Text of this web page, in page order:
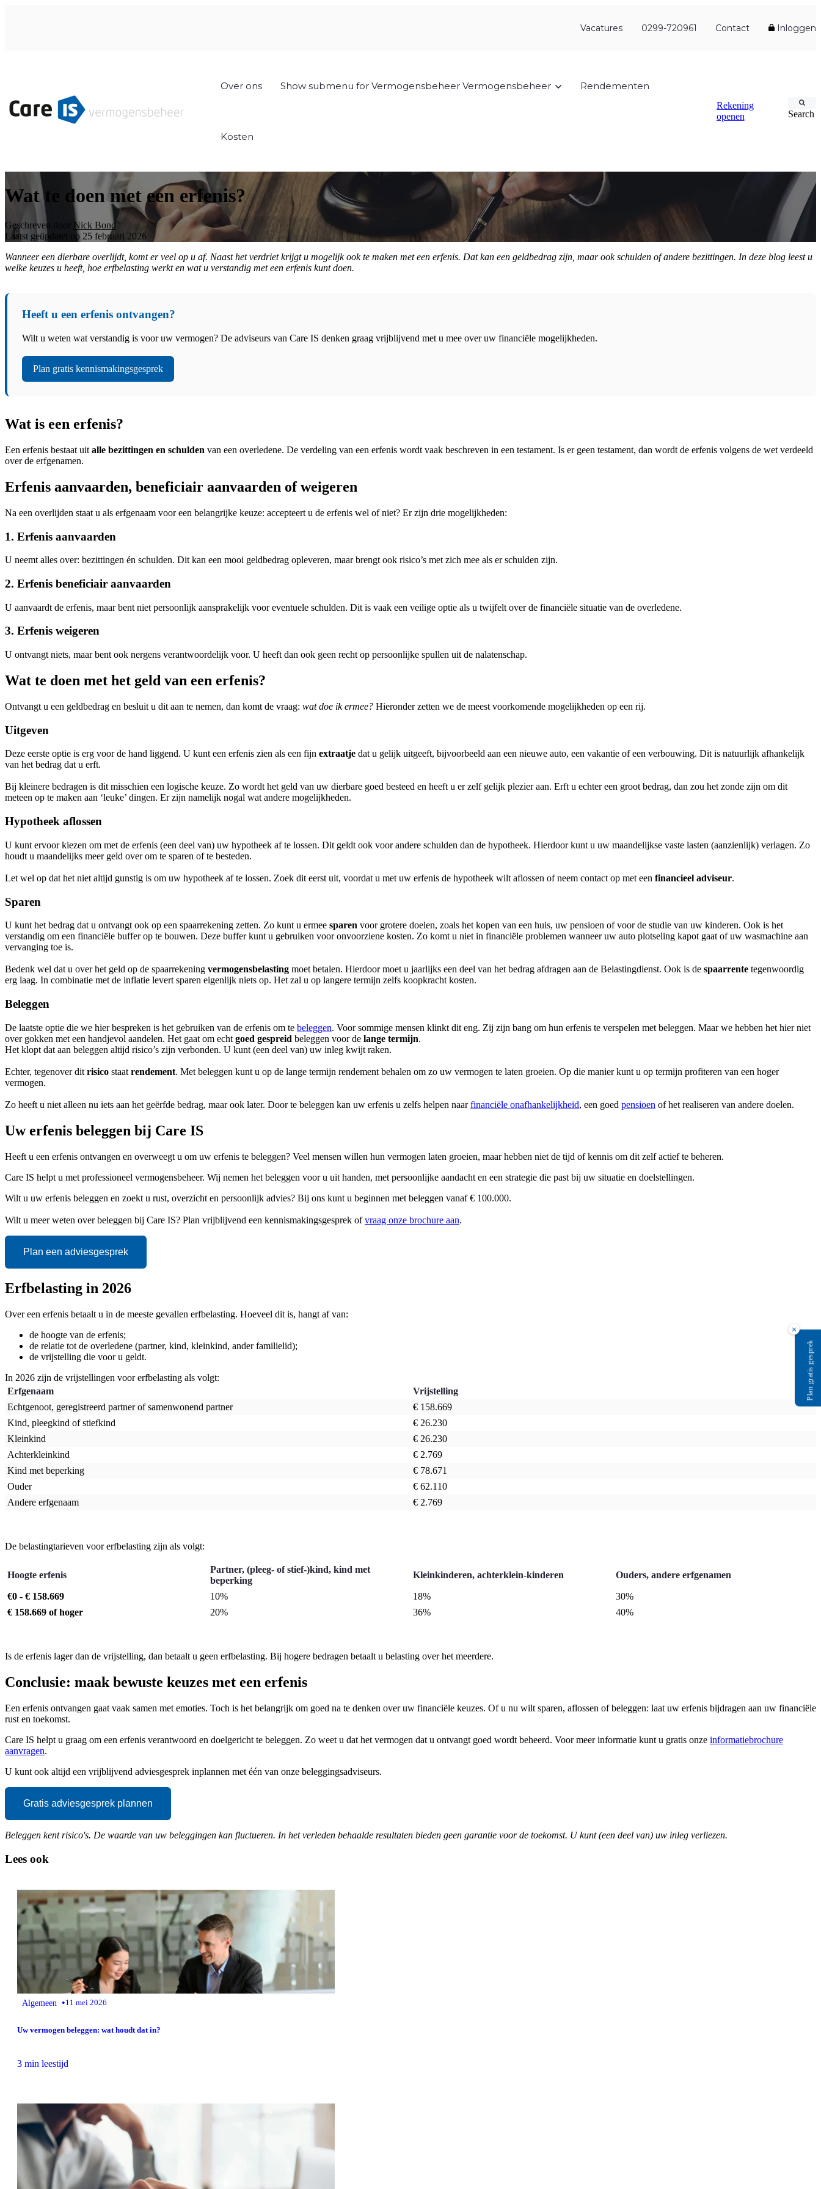
Vacatures 0299-720961 Contact Inloggen
Over ons Show submenu for Vermogensbeheer Vermogensbeheer Rendementen
Kosten
Rekening
openen
Search
Wat te doen met een erfenis?
Geschreven door
Nick Bond
Laatst geüpdatet op 25 februari 2026
Wanneer een dierbare overlijdt, komt er veel op u af. Naast het verdriet krijgt u mogelijk ook te maken met een erfenis. Dat kan een geldbedrag zijn, maar ook schulden of andere bezittingen. In deze blog leest u
welke keuzes u heeft, hoe erfbelasting werkt en wat u verstandig met een erfenis kunt doen.
Heeft u een erfenis ontvangen?
Wilt u weten wat verstandig is voor uw vermogen? De adviseurs van Care IS denken graag vrijblijvend met u mee over uw financiële mogelijkheden.
Plan gratis kennismakingsgesprek
Wat is een erfenis?
Een erfenis bestaat uit alle bezittingen en schulden van een overledene. De verdeling van een erfenis wordt vaak beschreven in een testament. Is er geen testament, dan wordt de erfenis volgens de wet verdeeld
over de erfgenamen.
Erfenis aanvaarden, beneficiair aanvaarden of weigeren
Na een overlijden staat u als erfgenaam voor een belangrijke keuze: accepteert u de erfenis wel of niet? Er zijn drie mogelijkheden:
1. Erfenis aanvaarden
U neemt alles over: bezittingen én schulden. Dit kan een mooi geldbedrag opleveren, maar brengt ook risico’s met zich mee als er schulden zijn.
2. Erfenis beneficiair aanvaarden
U aanvaardt de erfenis, maar bent niet persoonlijk aansprakelijk voor eventuele schulden. Dit is vaak een veilige optie als u twijfelt over de financiële situatie van de overledene.
3. Erfenis weigeren
U ontvangt niets, maar bent ook nergens verantwoordelijk voor. U heeft dan ook geen recht op persoonlijke spullen uit de nalatenschap.
Wat te doen met het geld van een erfenis?
Ontvangt u een geldbedrag en besluit u dit aan te nemen, dan komt de vraag: wat doe ik ermee? Hieronder zetten we de meest voorkomende mogelijkheden op een rij.
Uitgeven
Deze eerste optie is erg voor de hand liggend. U kunt een erfenis zien als een fijn extraatje dat u gelijk uitgeeft, bijvoorbeeld aan een nieuwe auto, een vakantie of een verbouwing. Dit is natuurlijk afhankelijk
van het bedrag dat u erft.
Bij kleinere bedragen is dit misschien een logische keuze. Zo wordt het geld van uw dierbare goed besteed en heeft u er zelf gelijk plezier aan. Erft u echter een groot bedrag, dan zou het zonde zijn om dit
meteen op te maken aan ‘leuke’ dingen. Er zijn namelijk nogal wat andere mogelijkheden.
Hypotheek aflossen
U kunt ervoor kiezen om met de erfenis (een deel van) uw hypotheek af te lossen. Dit geldt ook voor andere schulden dan de hypotheek. Hierdoor kunt u uw maandelijkse vaste lasten (aanzienlijk) verlagen. Zo
houdt u maandelijks meer geld over om te sparen of te besteden.
Let wel op dat het niet altijd gunstig is om uw hypotheek af te lossen. Zoek dit eerst uit, voordat u met uw erfenis de hypotheek wilt aflossen of neem contact op met een financieel adviseur.
Sparen
U kunt het bedrag dat u ontvangt ook op een spaarrekening zetten. Zo kunt u ermee sparen voor grotere doelen, zoals het kopen van een huis, uw pensioen of voor de studie van uw kinderen. Ook is het
verstandig om een financiële buffer op te bouwen. Deze buffer kunt u gebruiken voor onvoorziene kosten. Zo komt u niet in financiële problemen wanneer uw auto plotseling kapot gaat of uw wasmachine aan
vervanging toe is.
Bedenk wel dat u over het geld op de spaarrekening vermogensbelasting moet betalen. Hierdoor moet u jaarlijks een deel van het bedrag afdragen aan de Belastingdienst. Ook is de spaarrente tegenwoordig
erg laag. In combinatie met de inflatie levert sparen eigenlijk niets op. Het zal u op langere termijn zelfs koopkracht kosten.
Beleggen
De laatste optie die we hier bespreken is het gebruiken van de erfenis om te beleggen. Voor sommige mensen klinkt dit eng. Zij zijn bang om hun erfenis te verspelen met beleggen. Maar we hebben het hier niet
over gokken met een handjevol aandelen. Het gaat om echt goed gespreid beleggen voor de lange termijn.
Het klopt dat aan beleggen altijd risico’s zijn verbonden. U kunt (een deel van) uw inleg kwijt raken.
Echter, tegenover dit risico staat rendement. Met beleggen kunt u op de lange termijn rendement behalen om zo uw vermogen te laten groeien. Op die manier kunt u op termijn profiteren van een hoger
vermogen.
Zo heeft u niet alleen nu iets aan het geërfde bedrag, maar ook later. Door te beleggen kan uw erfenis u zelfs helpen naarfinanciële onafhankelijkheid, een goed pensioen of het realiseren van andere doelen.
Uw erfenis beleggen bij Care IS
Heeft u een erfenis ontvangen en overweegt u om uw erfenis te beleggen? Veel mensen willen hun vermogen laten groeien, maar hebben niet de tijd of kennis om dit zelf actief te beheren.
Care IS helpt u met professioneel vermogensbeheer. Wij nemen het beleggen voor u uit handen, met persoonlijke aandacht en een strategie die past bij uw situatie en doelstellingen.
Wilt u uw erfenis beleggen en zoekt u rust, overzicht en persoonlijk advies? Bij ons kunt u beginnen met beleggen vanaf € 100.000.
Wilt u meer weten over beleggen bij Care IS? Plan vrijblijvend een kennismakingsgesprek ofvraag onze brochure aan.
Plan een adviesgesprek
Erfbelasting in 2026
Over een erfenis betaalt u in de meeste gevallen erfbelasting. Hoeveel dit is, hangt af van:
de hoogte van de erfenis;
de relatie tot de overledene (partner, kind, kleinkind, ander familielid);
de vrijstelling die voor u geldt.
In 2026 zijn de vrijstellingen voor erfbelasting als volgt:
Erfgenaam
Vrijstelling
Echtgenoot, geregistreerd partner of samenwonend partner
€ 158.669
Kind, pleegkind of stiefkind
€ 26.230
Kleinkind
€ 26.230
Achterkleinkind
€ 2.769
Kind met beperking
€ 78.671
Ouder
€ 62.110
Andere erfgenaam
€ 2.769
De belastingtarieven voor erfbelasting zijn als volgt:
Hoogte erfenis
Partner, (pleeg- of stief-)kind, kind met
beperking
Kleinkinderen, achterklein-kinderen Ouders, andere erfgenamen
€0 - € 158.669 10% 18%
30%
€ 158.669 of hoger
20% 36% 40%
Is de erfenis lager dan de vrijstelling, dan betaalt u geen erfbelasting. Bij hogere bedragen betaalt u belasting over het meerdere.
Conclusie: maak bewuste keuzes met een erfenis
Een erfenis ontvangen gaat vaak samen met emoties. Toch is het belangrijk om goed na te denken over uw financiële keuzes. Of u nu wilt sparen, aflossen of beleggen: laat uw erfenis bijdragen aan uw financiële
rust en toekomst.
Care IS helpt u graag om een erfenis verantwoord en doelgericht te beleggen. Zo weet u dat het vermogen dat u ontvangt goed wordt beheerd. Voor meer informatie kunt u gratis onze informatiebrochure
aanvragen.
U kunt ook altijd een vrijblijvend adviesgesprek inplannen met één van onze beleggingsadviseurs.
Gratis adviesgesprek plannen
Beleggen kent risico's. De waarde van uw beleggingen kan fluctueren. In het verleden behaalde resultaten bieden geen garantie voor de toekomst. U kunt (een deel van) uw inleg verliezen.
Lees ook
Algemeen •11 mei 2026
Uw vermogen beleggen: wat houdt dat in?
3 min leestijd
×
Plan gratis gesprek